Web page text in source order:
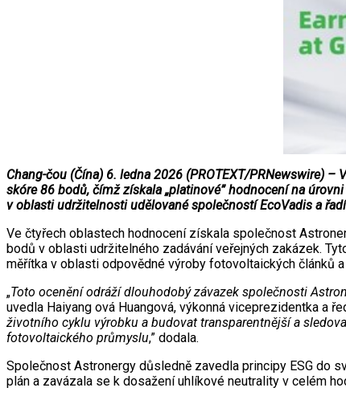
Chang-čou (Čína) 6. ledna 2026 (PROTEXT/PRNewswire)
skóre 86 bodů, čímž získala „platinové” hodnocení na
v oblasti udržitelnosti udělované společností EcoVadis a
Ve čtyřech oblastech hodnocení získala společnost
bodů v oblasti udržitelného zadávání veřejných zakázek.
měřítka v oblasti odpovědné výroby fotovoltaických článků
„Toto ocenění odráží dlouhodobý závazek společnosti
uvedla Haiyang ová Huangová, výkonná viceprezidentka a
životního cyklu výrobku a budovat transparentnější a
fotovoltaického průmyslu,” dodala.
Společnost Astronergy důsledně zavedla principy ESG do
plán a zavázala se k dosažení uhlíkové neutrality v celém